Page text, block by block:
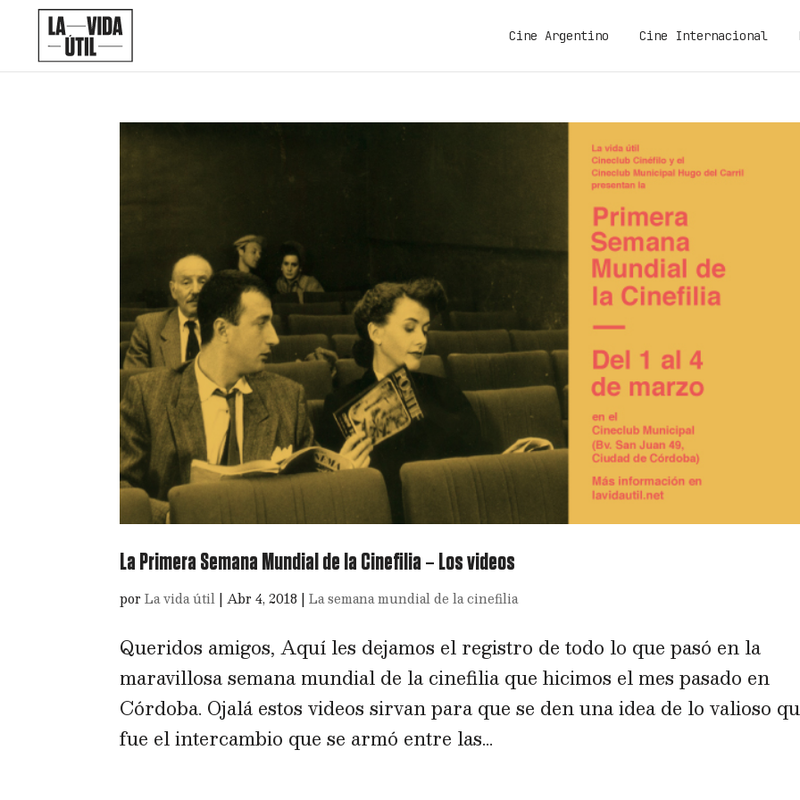
Cine Argentino Cine Internacional
La Primera Semana Mundial de la Cinefilia – Los videos
porLa vida útil |Abr 4, 2018 |La semana mundial de la cinefilia
Queridos amigos, Aquí les dejamos el registro de todo lo que pasó en la
maravillosa semana mundial de la cinefilia que hicimos el mes pasado en
Córdoba. Ojalá estos videos sirvan para que se den una idea de lo valioso
fue el intercambio que se armó entre las...